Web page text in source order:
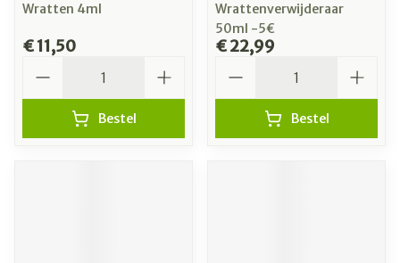
Wratten 4ml
€ 11,50
Bestel
Wrattenverwijderaar
50ml -5€
€ 22,99
Bestel